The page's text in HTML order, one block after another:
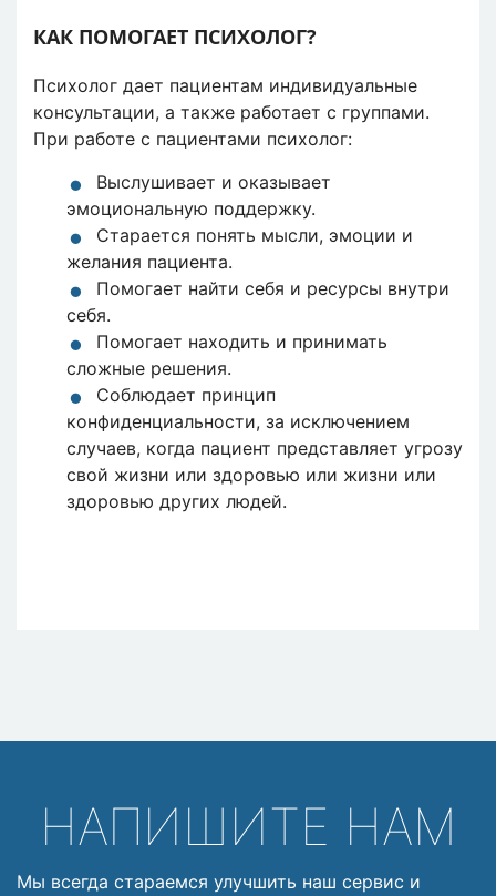
КАК ПОМОГАЕТ ПСИХОЛОГ?
Психолог дает пациентам индивидуальные
консультации, а также работает с группами.
При работе с пациентами психолог:
Выслушивает и оказывает
эмоциональную поддержку.
Старается понять мысли, эмоции и
желания пациента.
Помогает найти себя и ресурсы внутри
себя.
Помогает находить и принимать
сложные решения.
Соблюдает принцип
конфиденциальности, за исключением
случаев, когда пациент представляет угрозу
свой жизни или здоровью или жизни или
здоровью других людей.
НАПИШИТЕ НАМ
Мы всегда стараемся улучшить наш сервис и